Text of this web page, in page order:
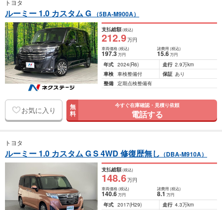
トヨタ
ルーミー 1.0 カスタム G （5BA-M900A）
支払総額(税込)
212.9万円
車両価格(税込)
197.3万円
諸費用 (税込)
15.6 万円
年式 2024(R6) 走行 2.9万km
車検 車検整備付 保証 あり
整備 定期点検整備有
お気に入り 無
料
今すぐ在庫確認・見積り依頼
電話する
トヨタ
ルーミー 1.0 カスタム G S 4WD 修復歴無し （DBA-M910A）
支払総額(税込)
148.6万円
車両価格(税込)
140.6万円
諸費用 (税込)
8.1 万円
年式 2017(H29) 走行 4.3万km